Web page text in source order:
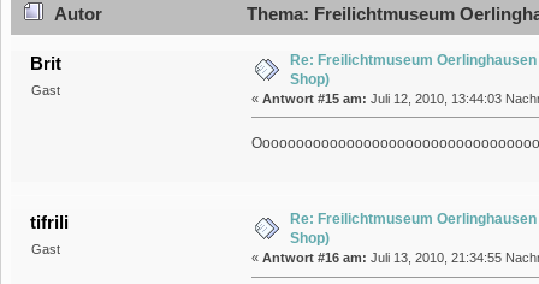
Autor Thema: Freilichtmuseum
Brit
Gast
Re: Freilichtmuseum
Shop)
« Antwort #15 am: Juli 12, 2010, 13:44:03
tifrili
Gast
Re: Freilichtmuseum
Shop)
« Antwort #16 am: Juli 13, 2010, 21:34:55